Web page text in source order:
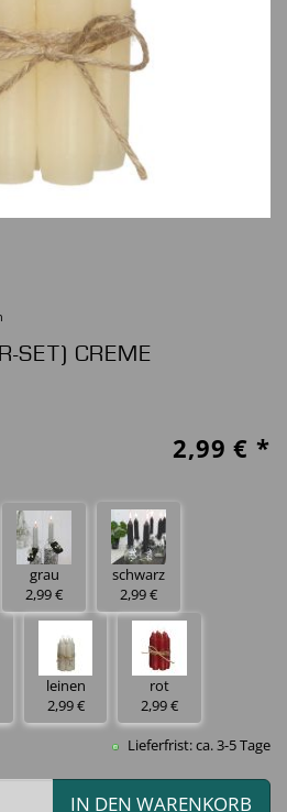
SET) CREME
2,99 € *
grau
2,99 €
schwarz
2,99 €
leinen
2,99 €
rot
2,99 €
Lieferfrist: ca. 3-5 Tage
IN DEN WARENKORB